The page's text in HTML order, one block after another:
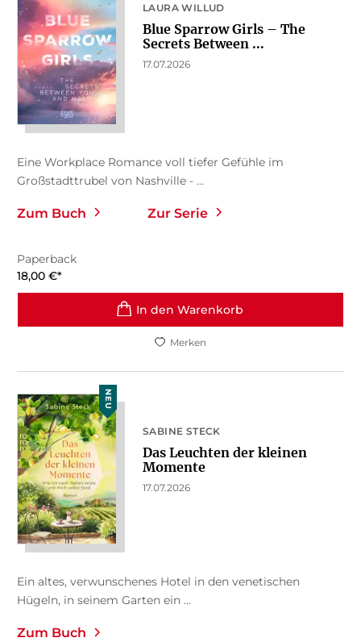
LAURA WILLUD
Blue Sparrow Girls – The
Secrets Between ...
17.07.2026
Eine Workplace Romance voll tiefer Gefühle im
Großstadttrubel von Nashville - ...
Zum Buch Zur Serie
Paperback
18,00 €*
In den Warenkorb
Merken
NEU
SABINE STECK
Das Leuchten der kleinen
Momente
17.07.2026
Ein altes, verwunschenes Hotel in den venetischen
Hügeln, in seinem Garten ein ...
Zum Buch